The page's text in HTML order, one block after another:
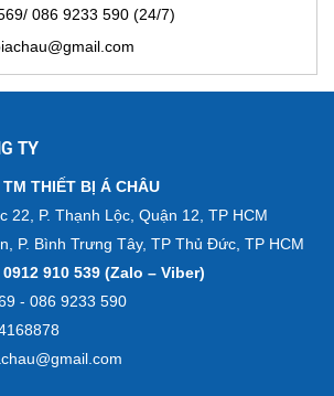
086 9233 590 (24/7)
TY
THIẾT BỊ Á CHÂU
22, P. Thạnh Lộc, Quận 12, TP HCM
P. Bình Trưng Tây, TP Thủ Đức, TP HCM
910 539 (Zalo – Viber)
- 086 9233 590